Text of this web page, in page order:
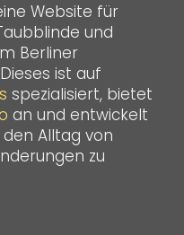
Website für
und
Berliner
ist auf
spezialisiert, bietet
an und entwickelt
den Alltag von
zu